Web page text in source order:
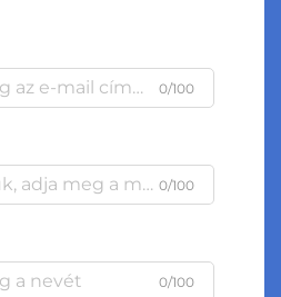
0/100
0/100
0/100